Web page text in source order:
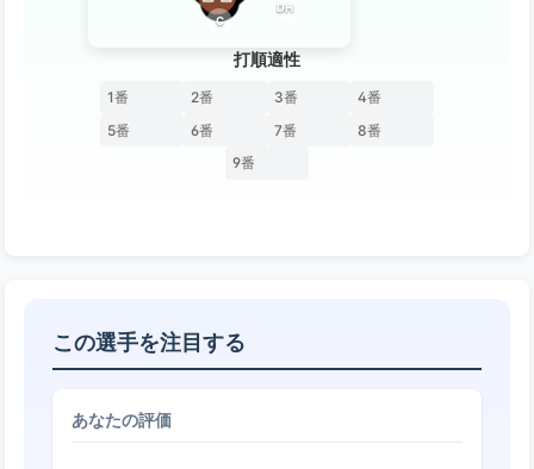
C
DH
打順適性
1番 2番 3番
4番
5番
6番 7番
8番
9番
この選手を注目する
あなたの評価